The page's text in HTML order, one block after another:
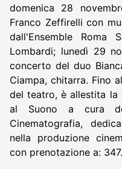
domenica 28
Franco Zeffirelli con
dall'Ensemble Roma
Lombardi; lunedì 29
concerto del duo
Ciampa, chitarra. Fino
del teatro, è allestita la
al Suono a cura
Cinematografia,
nella produzione
con prenotazione a: